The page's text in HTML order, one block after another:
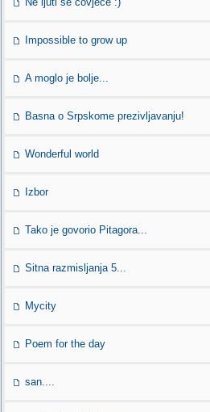
Impossible to grow up
A moglo je bolje...
Basna o Srpskome prezivljavanju!
Wonderful world
Izbor
Tako je govorio Pitagora...
Sitna razmisljanja 5...
Mycity
Poem for the day
san....